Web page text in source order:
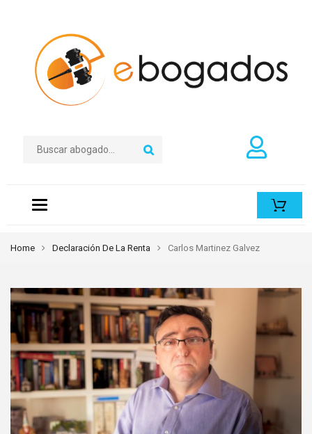
Toggle
navigation
Home Declaración De La Renta Carlos Martinez Galvez